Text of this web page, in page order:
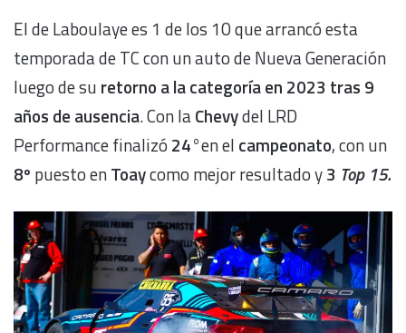
El de Laboulaye es 1 de los 10 que arrancó esta
temporada de TC con un auto de Nueva Generación
luego de su retorno a la categoría en 2023 tras 9
años de ausencia. Con laChevydel LRD
Performance finalizó 24°en el campeonato, con un
8º puesto enToaycomo mejor resultado y3 Top 15.